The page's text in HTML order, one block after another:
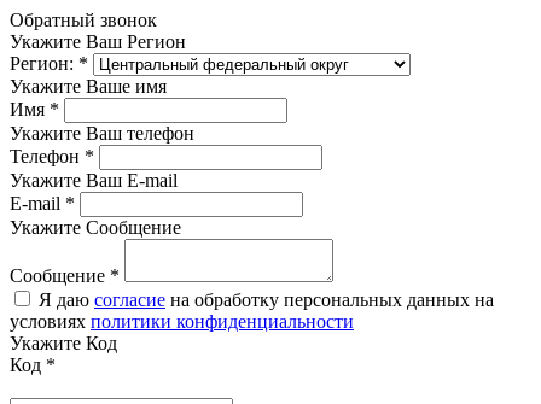
Обратный звонок
Укажите Ваш Регион
Регион: *
Укажите Ваше имя
Имя *
Укажите Ваш телефон
Телефон *
Укажите Ваш E-mail
E-mail *
Укажите Сообщение
Сообщение *
Я даю согласие на обработку персональных данных на
условиях политики конфиденциальности
Укажите Код
Код *